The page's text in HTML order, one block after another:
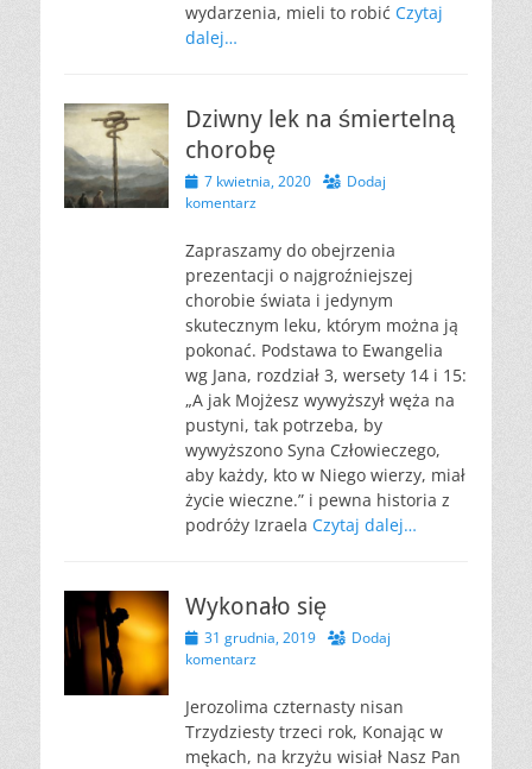
wydarzenia, mieli to robić Czytaj
dalej…
Dziwny lek na śmiertelną
chorobę
Opublikowano
7 kwietnia, 2020
Dodaj
komentarz
Zapraszamy do obejrzenia
prezentacji o najgroźniejszej
chorobie świata i jedynym
skutecznym leku, którym można ją
pokonać. Podstawa to Ewangelia
wg Jana, rozdział 3, wersety 14 i 15:
„A jak Mojżesz wywyższył węża na
pustyni, tak potrzeba, by
wywyższono Syna Człowieczego,
aby każdy, kto w Niego wierzy, miał
życie wieczne.” i pewna historia z
podróży Izraela Czytaj dalej…
Wykonało się
Opublikowano
31 grudnia, 2019
Dodaj
komentarz
Jerozolima czternasty nisan
Trzydziesty trzeci rok, Konając w
mękach, na krzyżu wisiał Nasz Pan